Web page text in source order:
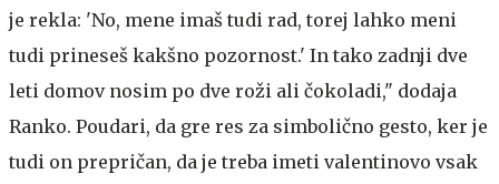
je rekla: 'No, mene imaš tudi rad, torej lahko meni
tudi prineseš kakšno pozornost.' In tako zadnji dve
leti domov nosim po dve roži ali čokoladi," dodaja
Ranko. Poudari, da gre res za simbolično gesto, ker je
tudi on prepričan, da je treba imeti valentinovo vsak